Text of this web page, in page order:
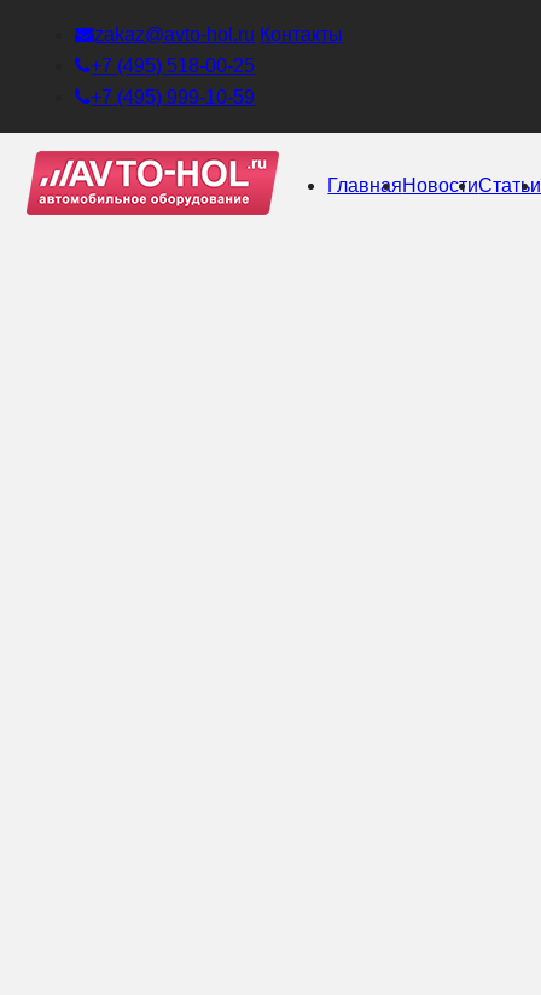
zakaz@avto-hol.ru Контакты
+7 (495) 518-00-25
+7 (495) 999-10-59
ГлавнаяНовостиСтатьи